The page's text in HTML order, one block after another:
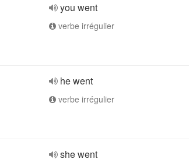
you went
verbe irrégulier
he went
verbe irrégulier
she went